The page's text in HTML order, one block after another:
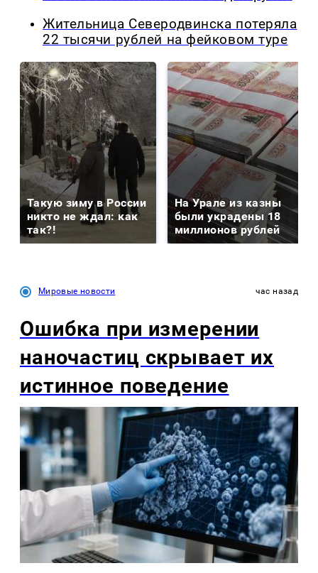
Жительница Северодвинска потеряла
22 тысячи рублей на фейковом туре
Такую зиму в России
никто не ждал: как
так?!
На Урале из казны
были украдены 18
миллионов рублей
Мировые новости час назад
Ошибка при измерении
наночастиц скрывает их
истинное поведение